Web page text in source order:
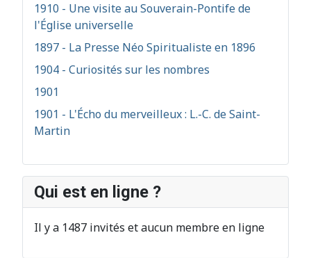
1910 - Une visite au Souverain-Pontife de
l'Église universelle
1897 - La Presse Néo Spiritualiste en 1896
1904 - Curiosités sur les nombres
1901
1901 - L'Écho du merveilleux : L.-C. de Saint-
Martin
Qui est en ligne ?
Il y a 1487 invités et aucun membre en ligne